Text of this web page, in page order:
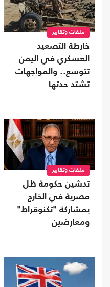
ملفات وتقارير
خارطة التصعيد
العسكري في اليمن
تتوسع.. والمواجهات
تشتد حدتها
ملفات وتقارير
تدشين حكومة ظل
مصرية في الخارج
بمشاركة "تكنوقراط"
ومعارضين